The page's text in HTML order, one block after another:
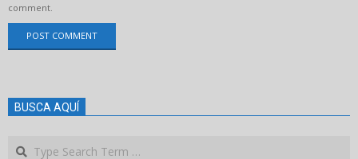
comment.
BUSCA AQUÍ
Search